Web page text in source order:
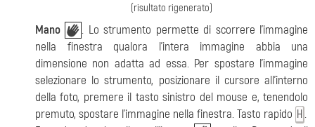
(risultato rigenerato)
Mano
. Lo strumento permette di scorrere l'immagine
nella finestra qualora l'intera immagine abbia una
dimensione non adatta ad essa. Per spostare l'immagine
selezionare lo strumento, posizionare il cursore all’interno
della foto, premere il tasto sinistro del mouse e, tenendolo
premuto, spostare l'immagine nella finestra. Tasto rapido H .